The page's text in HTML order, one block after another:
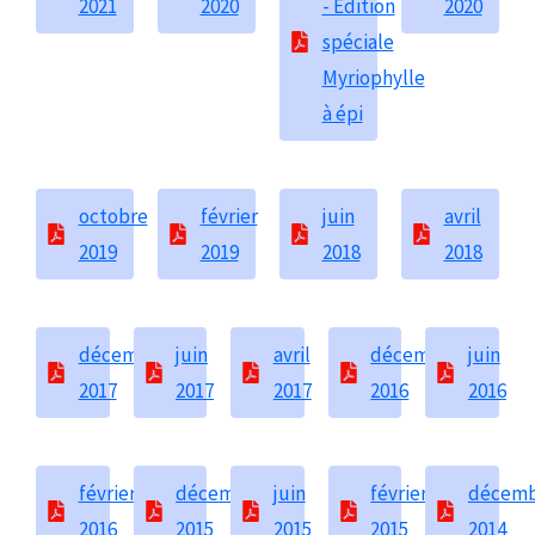
2021
2020
- Édition
spéciale
Myriophylle
à épi
2020
octobre
2019
février
2019
juin
2018
avril
2018
décembre
2017
juin
2017
avril
2017
décembre
2016
juin
2016
février
2016
décembre
2015
juin
2015
février
2015
2014